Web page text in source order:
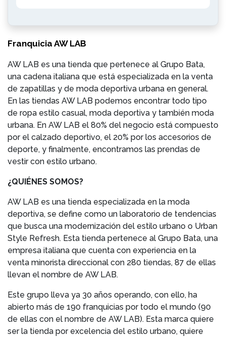
Franquicia AW LAB
AW LAB es una tienda que pertenece al Grupo Bata,
una cadena italiana que está especializada en la venta
de zapatillas y de moda deportiva urbana en general.
En las tiendas AW LAB podemos encontrar todo tipo
de ropa estilo casual, moda deportiva y también moda
urbana. En AW LAB el 80% del negocio está compuesto
por el calzado deportivo, el 20% por los accesorios de
deporte, y finalmente, encontramos las prendas de
vestir con estilo urbano.
¿QUIÉNES SOMOS?
AW LAB es una tienda especializada en la moda
deportiva, se define como un laboratorio de tendencias
que busca una modernización del estilo urbano o Urban
Style Refresh. Esta tienda pertenece al Grupo Bata, una
empresa italiana que cuenta con experiencia en la
venta minorista direccional con 280 tiendas, 87 de ellas
llevan el nombre de AW LAB.
Este grupo lleva ya 30 años operando, con ello, ha
abierto más de 190 franquicias por todo el mundo (90
de ellas con el nombre de AW LAB). Esta marca quiere
ser la tienda por excelencia del estilo urbano, quiere